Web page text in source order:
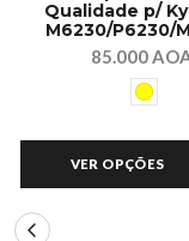
Qualidade p/
M6230/P6230/
85.000
VER OPÇÕES